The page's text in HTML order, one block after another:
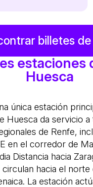
billetes
estaciones
Huesca
única estación
Huesca da servicio
de Renfe,
en el corredor de
Distancia hacia
hacia el norte
La estación